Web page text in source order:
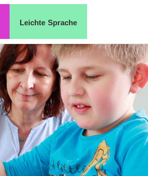
Leichte Sprache